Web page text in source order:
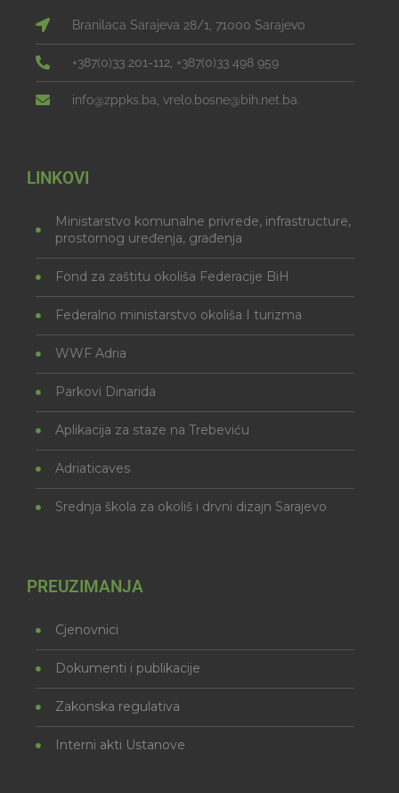
Branilaca Sarajeva 28/1, 71000 Sarajevo
+387(0)33 201-112, +387(0)33 498 959
info@zppks.ba, vrelo.bosne@bih.net.ba.
LINKOVI
Ministarstvo komunalne privrede, infrastructure,
prostornog uređenja, građenja
Fond za zaštitu okoliša Federacije BiH
Federalno ministarstvo okoliša I turizma
WWF Adria
Parkovi Dinarida
Aplikacija za staze na Trebeviću
Adriaticaves
Srednja škola za okoliš i drvni dizajn Sarajevo
PREUZIMANJA
Cjenovnici
Dokumenti i publikacije
Zakonska regulativa
Interni akti Ustanove